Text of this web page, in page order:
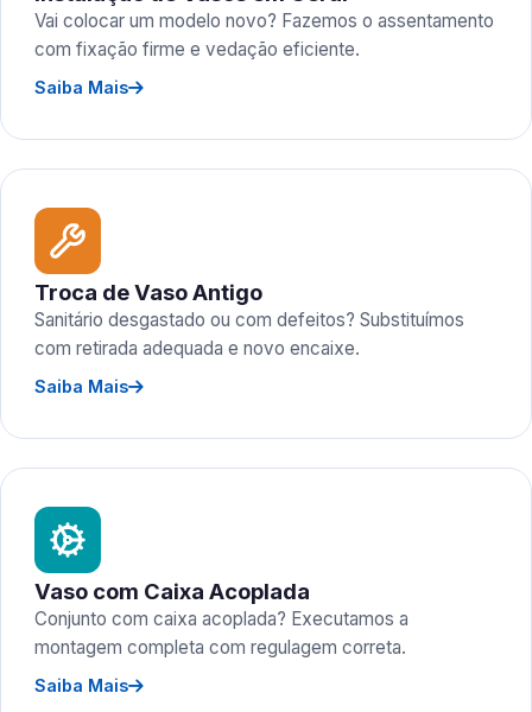
Vai colocar um modelo novo? Fazemos o assentamento
com fixação firme e vedação eficiente.
Saiba Mais
Troca de Vaso Antigo
Sanitário desgastado ou com defeitos? Substituímos
com retirada adequada e novo encaixe.
Saiba Mais
Vaso com Caixa Acoplada
Conjunto com caixa acoplada? Executamos a
montagem completa com regulagem correta.
Saiba Mais